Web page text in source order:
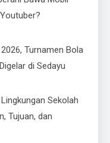
Turnamen Bola
di Sedayu
Sekolah
Tujuan, dan